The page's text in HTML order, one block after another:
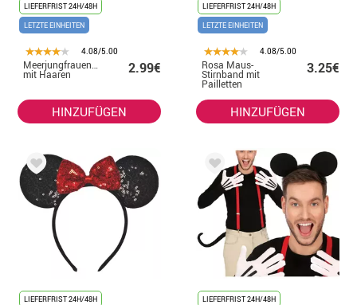
LIEFERFRIST 24H/48H
LETZTE EINHEITEN
4.08/5.00
Meerjungfrauenbrille
mit Haaren 2.99€
HINZUFÜGEN
LIEFERFRIST 24H/48H
LETZTE EINHEITEN
4.08/5.00
Rosa Maus-
Stirnband mit
Pailletten
3.25€
HINZUFÜGEN
LIEFERFRIST 24H/48H LIEFERFRIST 24H/48H